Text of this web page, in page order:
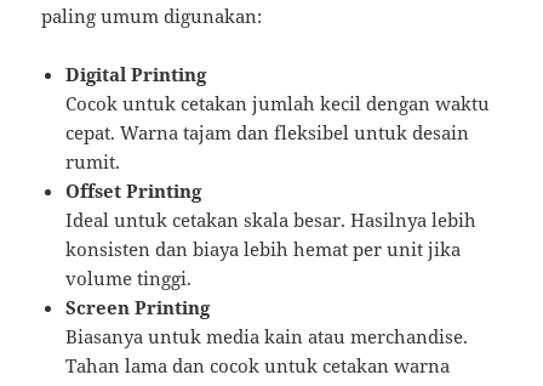
paling umum digunakan:
Digital Printing
Cocok untuk cetakan jumlah kecil dengan waktu
cepat. Warna tajam dan fleksibel untuk desain
rumit.
Offset Printing
Ideal untuk cetakan skala besar. Hasilnya lebih
konsisten dan biaya lebih hemat per unit jika
volume tinggi.
Screen Printing
Biasanya untuk media kain atau merchandise.
Tahan lama dan cocok untuk cetakan warna